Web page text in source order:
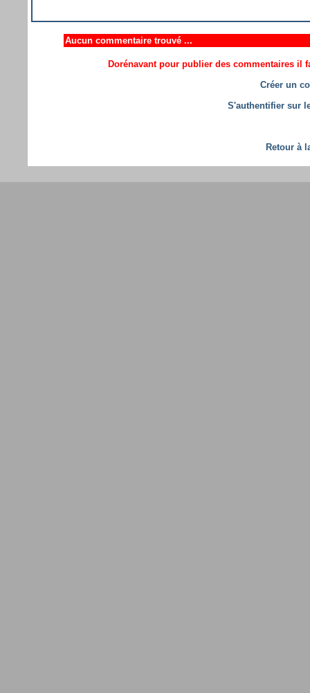
Aucun commentaire trouvé ...
Dorénavant pour publier des commentaires il
Créer un
S'authentifier sur
Retour à